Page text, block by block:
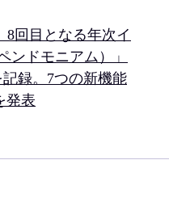
8回目となる年次イ
ンドモニアム）」
録。7つの新機能
発表